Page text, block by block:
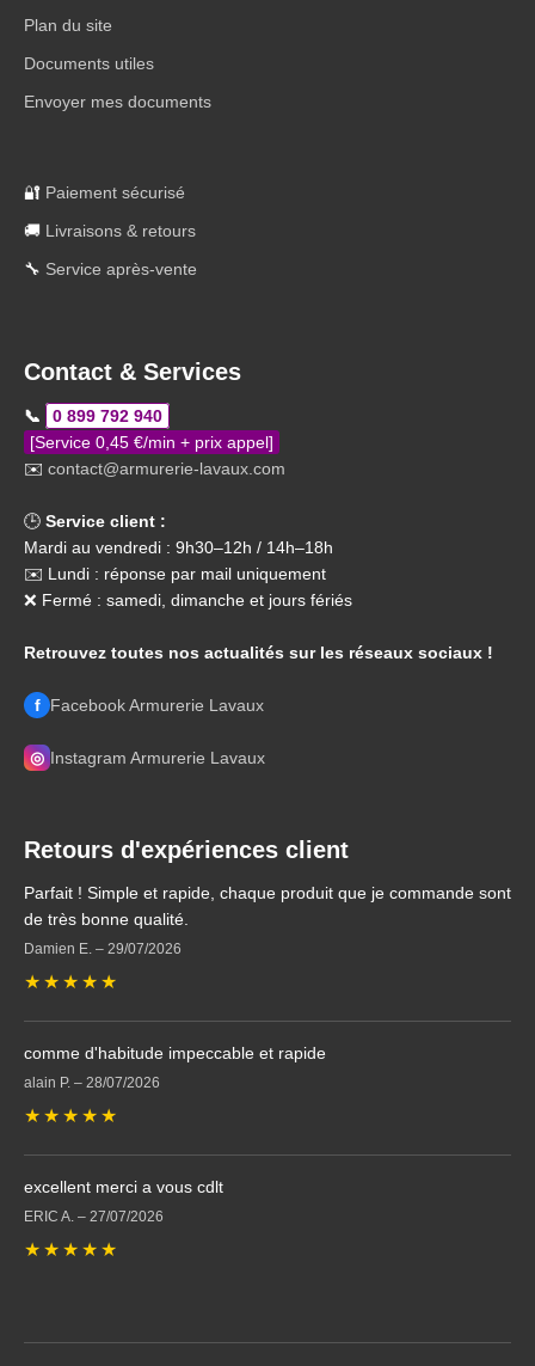
Plan du site
Documents utiles
Envoyer mes documents
🔐 Paiement sécurisé
🚚 Livraisons & retours
🔧 Service après-vente
Contact & Services
📞
0 899 792 940
[Service 0,45 €/min + prix appel]
✉️ contact@armurerie-lavaux.com
🕒 Service client :
Mardi au vendredi : 9h30–12h / 14h–18h
✉️ Lundi : réponse par mail uniquement
❌ Fermé : samedi, dimanche et jours fériés
Retrouvez toutes nos actualités sur les réseaux sociaux !
f Facebook Armurerie Lavaux
◎ Instagram Armurerie Lavaux
Retours d'expériences client
Parfait ! Simple et rapide, chaque produit que je commande sont
de très bonne qualité.
Damien E. – 29/07/2026
★ ★ ★ ★ ★
comme d'habitude impeccable et rapide
alain P. – 28/07/2026
★ ★ ★ ★ ★
excellent merci a vous cdlt
ERIC A. – 27/07/2026
★ ★ ★ ★ ★